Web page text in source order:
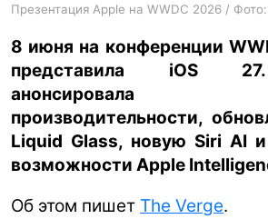
Презентация Apple на WWDC 2026 /
8 июня на конференции
представила iOS
анонсировала
производительности,
Liquid Glass, новую Siri AI
возможности Apple
Об этом пишет The Verge.